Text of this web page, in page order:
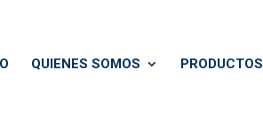
QUIENES SOMOS PRODUCTOS